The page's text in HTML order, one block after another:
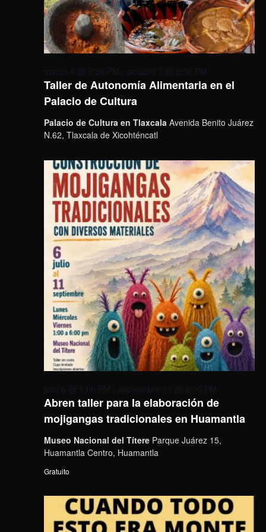
Taller de Autonomía Alimentaria en el
Palacio de Cultura
marzo 4 @ 3:30 PM - octubre 7 @ 5:30 PM
Palacio de Cultura en Tlaxcala Avenida Benito Juárez
N.62, Tlaxcala de Xicohténcatl
Abren taller para la elaboración de
mojigangas tradicionales en Huamantla
julio 6 @ 1:00 PM - septiembre 11 @ 6:00 PM
Museo Nacional del Títere Parque Juárez 15,
Huamantla Centro, Huamantla
Gratuito